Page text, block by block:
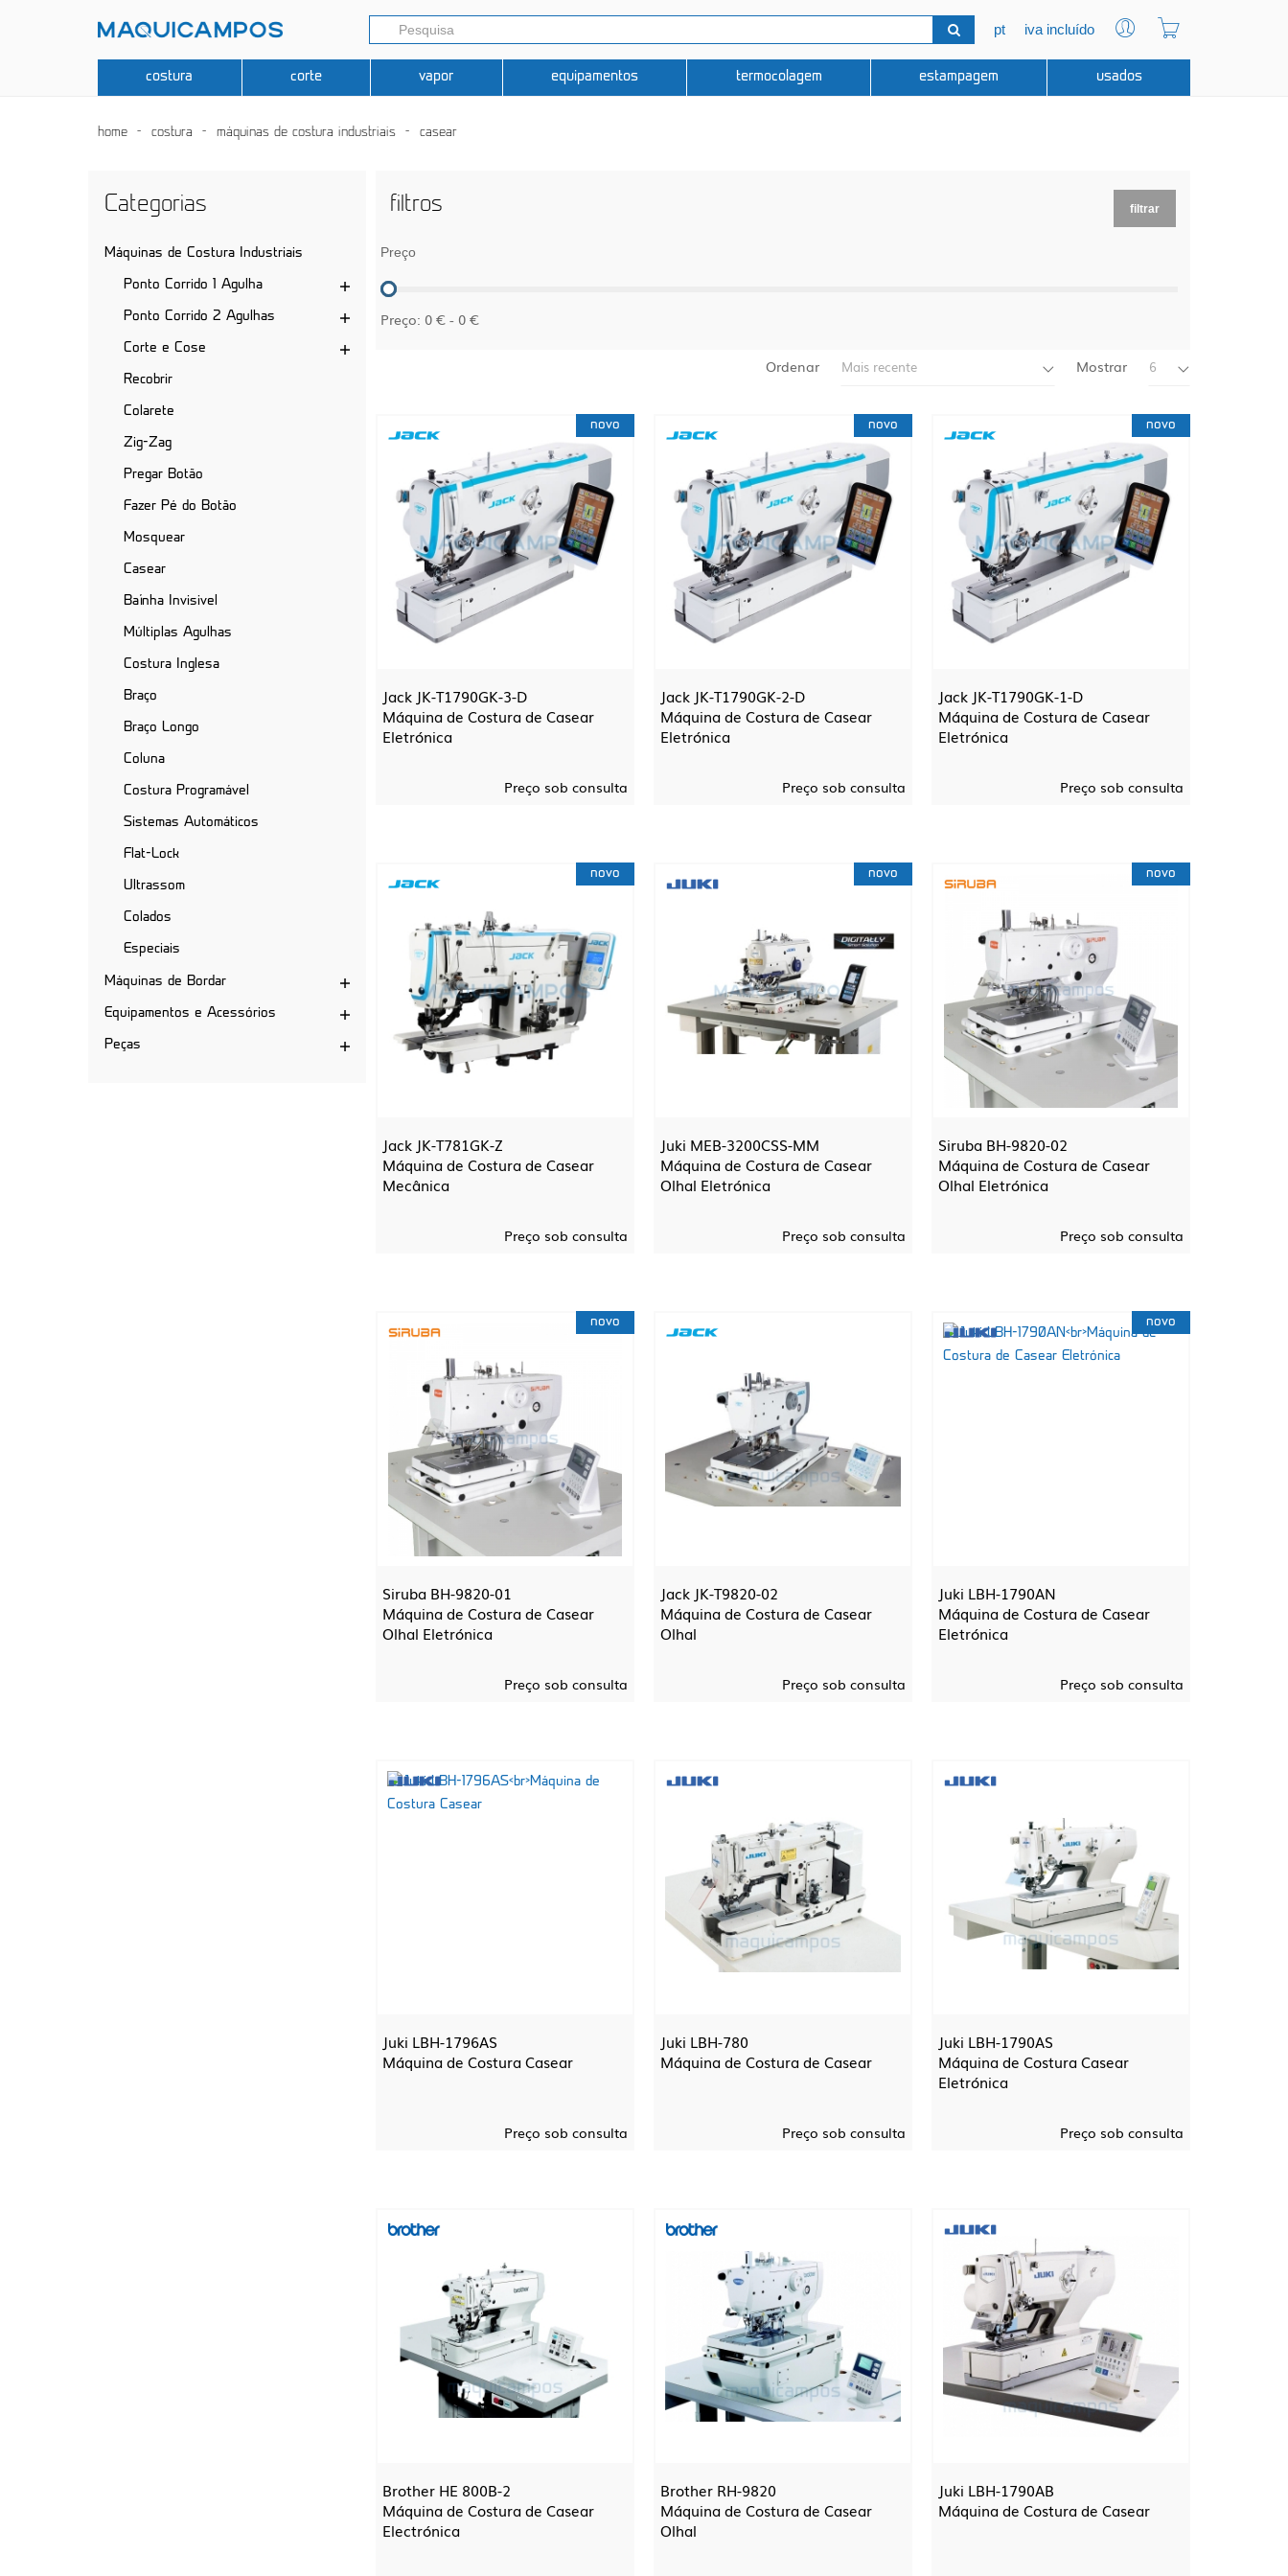
pt iva incluído
costura corte vapor equipamentos termocolagem estampagem usados
home costura máquinas de costura industriais casear
Categorias
Máquinas de Costura Industriais
Ponto Corrido 1 Agulha
Ponto Corrido 2 Agulhas
Corte e Cose
Recobrir
Colarete
Zig-Zag
Pregar Botão
Fazer Pé do Botão
Mosquear
Casear
Baínha Invisivel
Múltiplas Agulhas
Costura Inglesa
Braço
Braço Longo
Coluna
Costura Programável
Sistemas Automáticos
Flat-Lock
Ultrassom
Colados
Especiais
Máquinas de Bordar
Equipamentos e Acessórios
Peças
filtros filtrar
Preço
Preço: 0 € - 0 €
Ordenar Mais recente Mostrar 6
novo
Jack JK-T1790GK-3-D
Máquina de Costura de Casear
Eletrónica
Preço sob consulta
novo
Jack JK-T1790GK-2-D
Máquina de Costura de Casear
Eletrónica
Preço sob consulta
novo
Jack JK-T1790GK-1-D
Máquina de Costura de Casear
Eletrónica
Preço sob consulta
novo
Jack JK-T781GK-Z
Máquina de Costura de Casear
Mecânica
Preço sob consulta
novo
Juki MEB-3200CSS-MM
Máquina de Costura de Casear
Olhal Eletrónica
Preço sob consulta
novo
Siruba BH-9820-02
Máquina de Costura de Casear
Olhal Eletrónica
Preço sob consulta
novo
Siruba BH-9820-01
Máquina de Costura de Casear
Olhal Eletrónica
Preço sob consulta
Jack JK-T9820-02
Máquina de Costura de Casear
Olhal
Preço sob consulta
novo
Juki LBH-1790AN
Máquina de Costura de Casear
Eletrónica
Preço sob consulta
Juki LBH-1796AS
Máquina de Costura Casear
Preço sob consulta
Juki LBH-780
Máquina de Costura de Casear
Preço sob consulta
Juki LBH-1790AS
Máquina de Costura Casear
Eletrónica
Preço sob consulta
Brother HE 800B-2
Máquina de Costura de Casear
Electrónica
Brother RH-9820
Máquina de Costura de Casear
Olhal
Juki LBH-1790AB
Máquina de Costura de Casear